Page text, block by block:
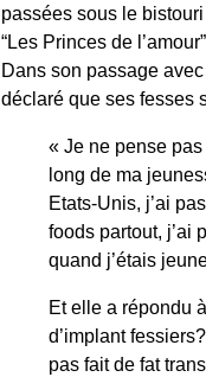
passées sous le
“Les Princes de
Dans son passage
déclaré que ses fesses
« Je ne pense
long de ma
Etats-Unis, j’ai
foods partout, j’ai
quand j’étais
Et elle a répondu
d’implant
pas fait de fat